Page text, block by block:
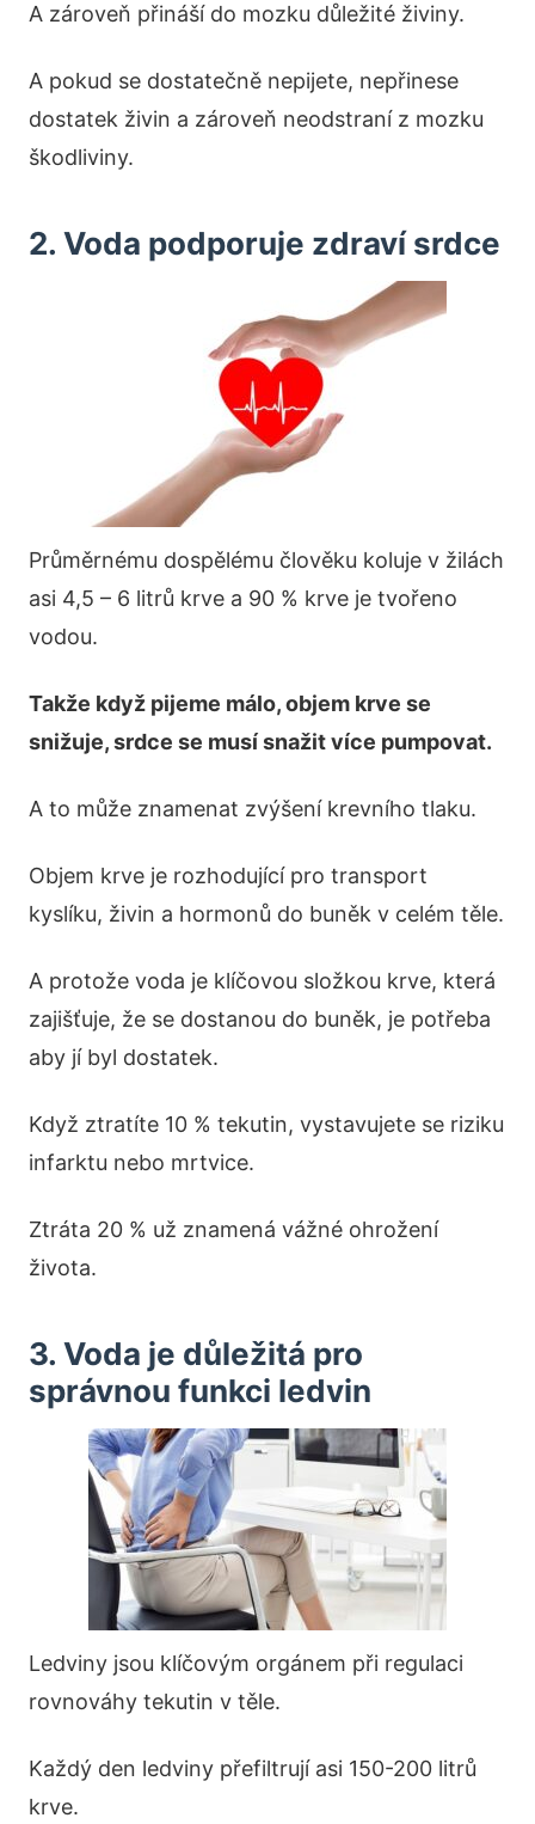
A zároveň přináší do mozku důležité živiny.
A pokud se dostatečně nepijete, nepřinese
dostatek živin a zároveň neodstraní z mozku
škodliviny.
2. Voda podporuje zdraví srdce
Průměrnému dospělému člověku koluje v žilách
asi 4,5 – 6 litrů krve a 90 % krve je tvořeno
vodou.
Takže když pijeme málo, objem krve se
snižuje, srdce se musí snažit více pumpovat.
A to může znamenat zvýšení krevního tlaku.
Objem krve je rozhodující pro transport
kyslíku, živin a hormonů do buněk v celém těle.
A protože voda je klíčovou složkou krve, která
zajišťuje, že se dostanou do buněk, je potřeba
aby jí byl dostatek.
Když ztratíte 10 % tekutin, vystavujete se riziku
infarktu nebo mrtvice.
Ztráta 20 % už znamená vážné ohrožení
života.
3. Voda je důležitá pro
správnou funkci ledvin
Ledviny jsou klíčovým orgánem při regulaci
rovnováhy tekutin v těle.
Každý den ledviny přefiltrují asi 150-200 litrů
krve.